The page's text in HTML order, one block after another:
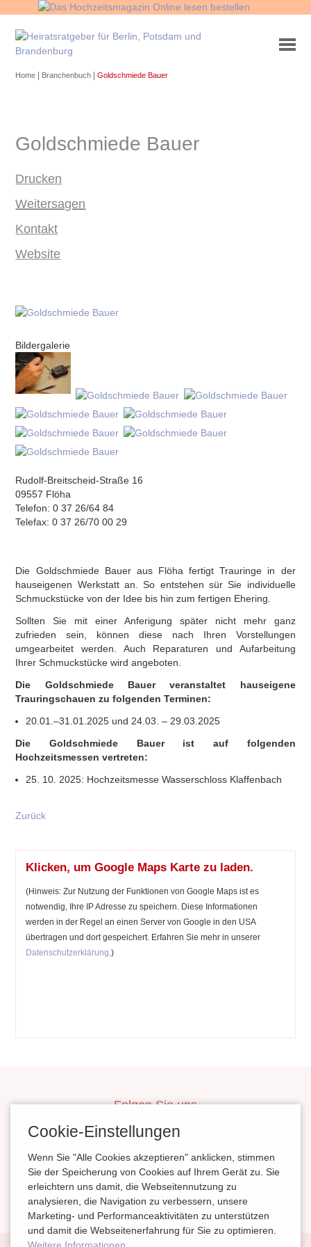
Home Branchenbuch |Goldschmiede Bauer
Goldschmiede Bauer
Drucken
Weitersagen
Kontakt
Website
Bildergalerie
Rudolf-Breitscheid-Straße 16
09557 Flöha
Telefon: 0 37 26/64 84
Telefax: 0 37 26/70 00 29
Die Goldschmiede Bauer aus Flöha fertigt Trauringe in der
hauseigenen Werkstatt an. So entstehen sür Sie individuelle
Schmuckstücke von der Idee bis hin zum fertigen Ehering.
Sollten Sie mit einer Anferigung später nicht mehr ganz
zufrieden sein, können diese nach Ihren Vorstellungen
umgearbeitet werden. Auch Reparaturen und Aufarbeitung
Ihrer Schmuckstücke wird angeboten.
Die Goldschmiede Bauer veranstaltet hauseigene
Trauringschauen zu folgenden Terminen:
20.01.–31.01.2025 und 24.03. – 29.03.2025
Die Goldschmiede Bauer ist auf folgenden
Hochzeitsmessen vertreten:
25. 10. 2025: Hochzeitsmesse Wasserschloss Klaffenbach
Zurück
Klicken, um Google Maps Karte zu laden.
(Hinweis: Zur Nutzung der Funktionen von Google Maps ist es
notwendig, Ihre IP Adresse zu speichern. Diese Informationen
werden in der Regel an einen Server von Google in den USA
übertragen und dort gespeichert. Erfahren Sie mehr in unserer
Datenschutzerklärung .)
Folgen Sie uns
inBerlinHeiraten
HeiratenSachsenAnhalt
magazinheiraten
Cookie-Einstellungen
Wenn Sie "Alle Cookies akzeptieren" anklicken, stimmen
Sie der Speicherung von Cookies auf Ihrem Gerät zu. Sie
erleichtern uns damit, die Webseitennutzung zu
analysieren, die Navigation zu verbessern, unsere
Marketing- und Performanceaktivitäten zu unterstützen
und damit die Webseitenerfahrung für Sie zu optimieren.